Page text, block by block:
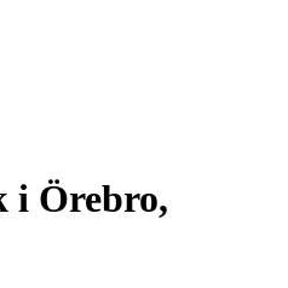
i Örebro,